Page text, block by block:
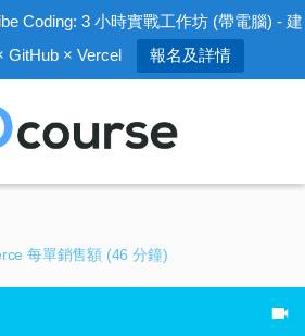
Coding: 3 小時實戰工作坊 (帶電腦) - 建
GitHub × Vercel
報名及詳情
每單銷售額 (46 分鐘)